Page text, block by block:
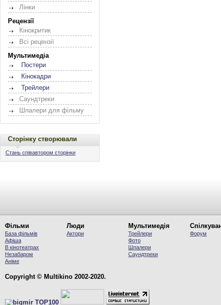
Лінки
Рецензії
Кінокритик
Всі рецензії
Мультимедіа
Постери
Кінокадри
Трейлери
Саундтреки
Шпалери для фільму
Сторінку створювали
Стань співавтором сторінки
Фільми
База фільмів
Афіша
В кінотеатрах
Незабаром
Аніме
Люди
Актори
Мультимедія
Трейлери
Фото
Шпалери
Саундтреки
Форум
Copyright © Multikino 2002-2020.